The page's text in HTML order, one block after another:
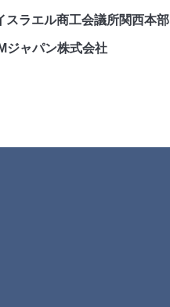
エル商工会議所関西本部
ジャパン株式会社